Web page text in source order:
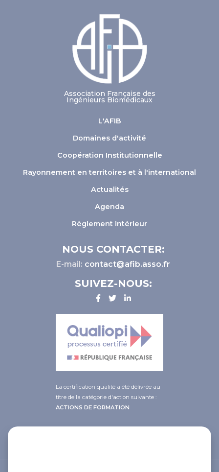
Association Française des
Ingénieurs Biomédicaux
L'AFIB
Domaines d'activité
Coopération Institutionnelle
Rayonnement en territoires et à l'international
Actualités
Agenda
Règlement intérieur
NOUS CONTACTER:
E-mail: contact@afib.asso.fr
SUIVEZ-NOUS:
La certification qualité a été délivrée au
titre de la catégorie d'action suivante :
ACTIONS DE FORMATION